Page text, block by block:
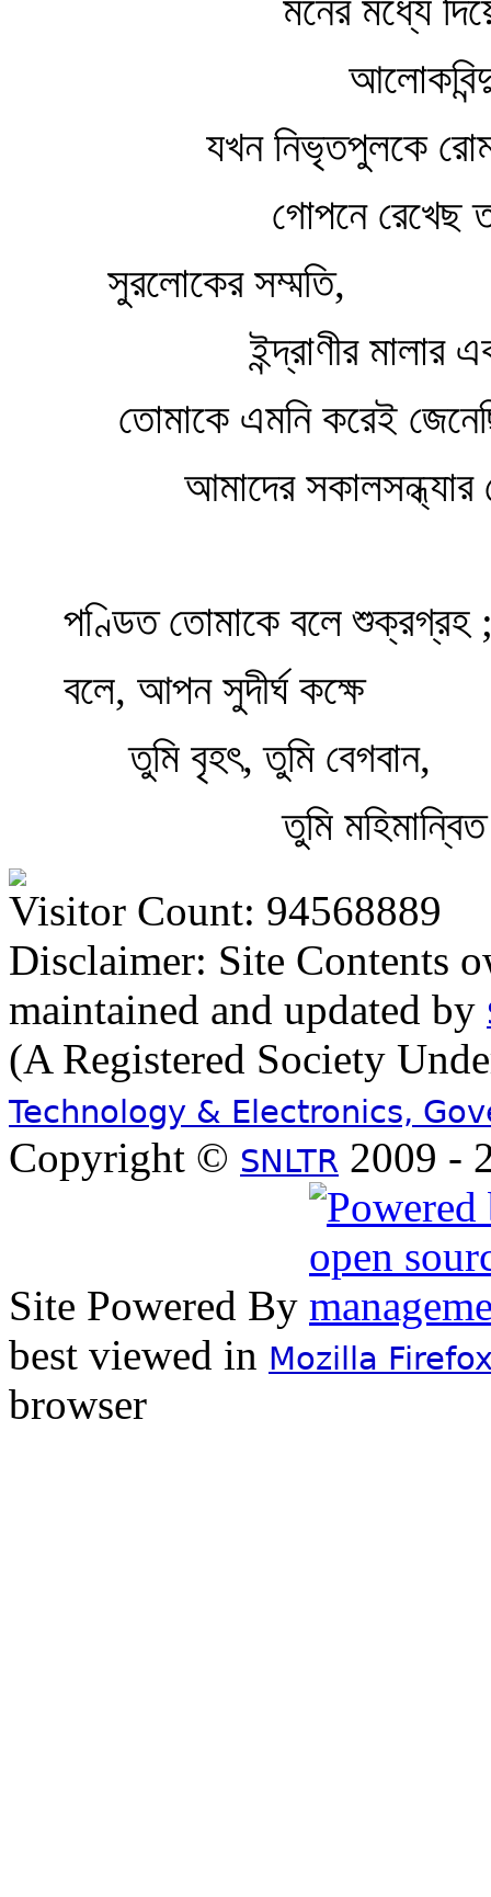
মনের মধ্যে
আলোকবিন্দুর
যখন নিভৃতপুলকে রোমাঞ্চ
গোপনে রেখেছ তার
সুরলোকের সম্মতি,
ইন্দ্রাণীর মালার
তোমাকে এমনি করেই
আমাদের সকালসন্ধ্যার
পণ্ডিত তোমাকে বলে শুক্রগ্রহ
বলে, আপন সুদীর্ঘ কক্ষে
তুমি বৃহৎ, তুমি বেগবান,
তুমি মহিমান্বিত
Visitor Count: 94568889
Disclaimer: Site Contents
maintained and updated by
(A Registered Society
Technology & Electronics,
Copyright © SNLTR 2009 -
Site Powered By
best viewed in Mozilla
browser